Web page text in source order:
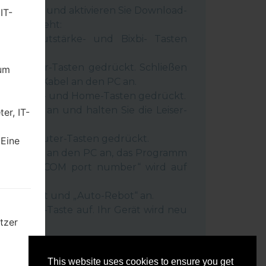
This website uses cookies to ensure you get
aus und aktivieren Sie Download-
es geht:
, Lautstärke- und Bixbi- Tasten
Leiser-Tasten gedrückt. Schließen
USB-Kabel an den PC an.
, Lauter- und Home-Tasten gedrückt.
Kabel an und halten Sie die Leiser-
und Lauter-Tasten gedrückt.
Telefon an den PC an, das Programm
IT-